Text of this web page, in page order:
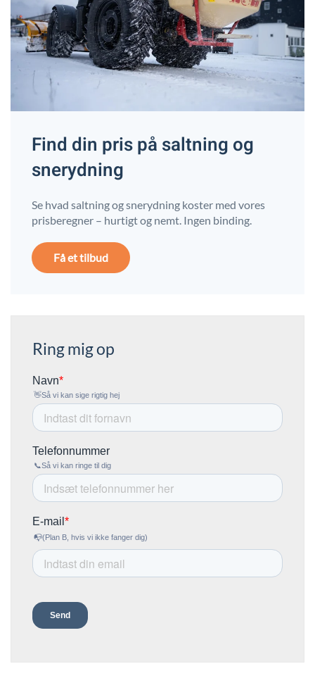
Find din pris på saltning og
snerydning
Se hvad saltning og snerydning koster med vores
prisberegner – hurtigt og nemt. Ingen binding.
Få et tilbud
Ring mig op